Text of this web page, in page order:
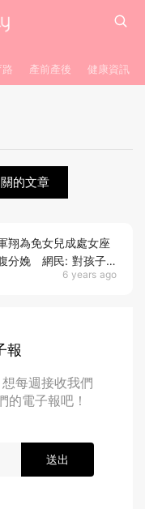
產前產後 健康資訊
的文章
6 years ago
翔為免女兒成處女座
分娩 網民: 對孩子
座，而是父母的智商!
報
每週接收我們
的電子報吧！
送出